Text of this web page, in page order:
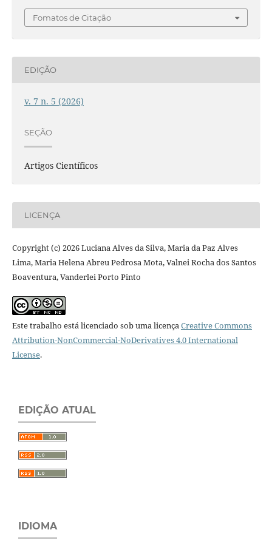
Fomatos de Citação
EDIÇÃO
v. 7 n. 5 (2026)
SEÇÃO
Artigos Científicos
LICENÇA
Copyright (c) 2026 Luciana Alves da Silva, Maria da Paz Alves
Lima, Maria Helena Abreu Pedrosa Mota, Valnei Rocha dos Santos
Boaventura, Vanderlei Porto Pinto
Este trabalho está licenciado sob uma licençaCreative Commons
Attribution-NonCommercial-NoDerivatives 4.0 International
License.
EDIÇÃO ATUAL
IDIOMA